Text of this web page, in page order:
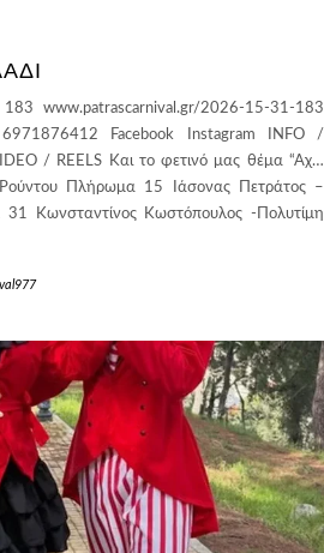
www.patrascarnival.gr/2026-15-31-183
Facebook Instagram INFO /
/ REELS Και το φετινό μας θέμα “Αχ…
Πλήρωμα 15 Ιάσονας Πετράτος –
Κωνσταντίνος Κωστόπουλος -Πολυτίμη